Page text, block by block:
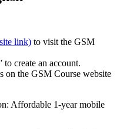
link) to visit the GSM
create an account.
on the GSM Course website
Affordable 1-year mobile